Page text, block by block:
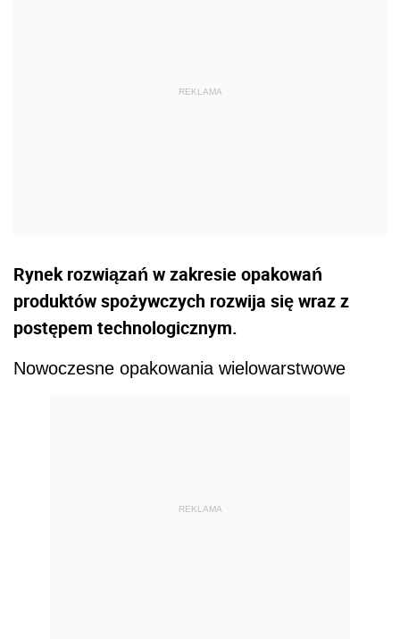
Rynek rozwiązań w zakresie opakowań
produktów spożywczych rozwija się wraz z
postępem technologicznym.
Nowoczesne opakowania wielowarstwowe
REKLAMA